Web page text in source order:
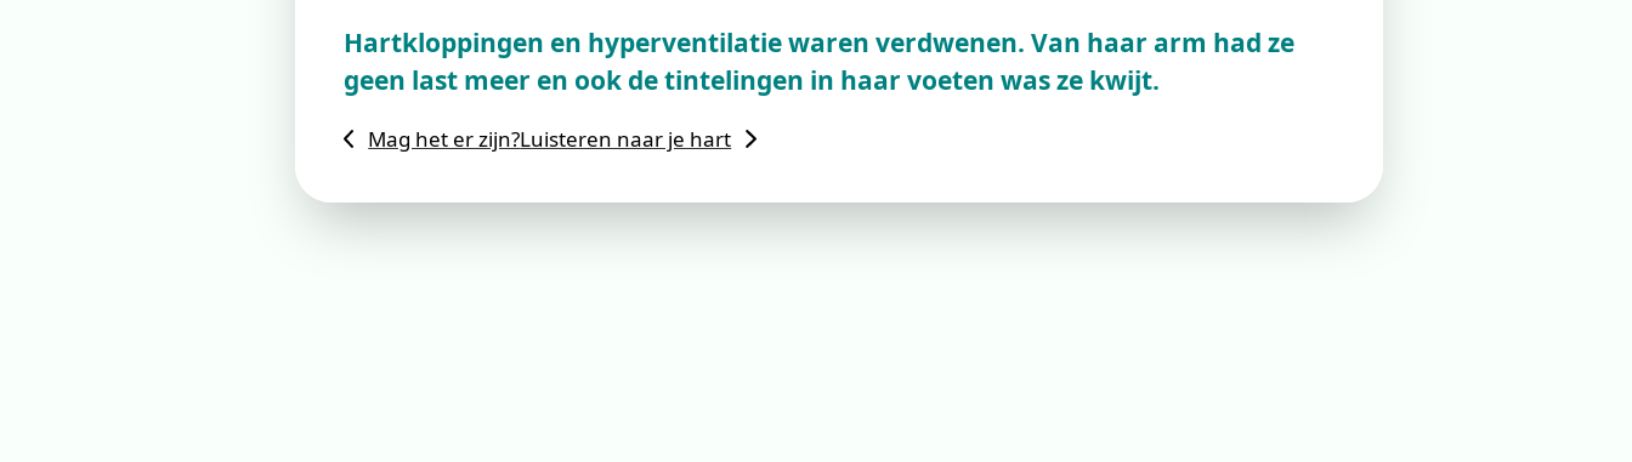
Hartkloppingen en hyperventilatie waren verdwenen. Van haar arm had ze
geen last meer en ook de tintelingen in haar voeten was ze kwijt.
Mag het er zijn?Luisteren naar je hart